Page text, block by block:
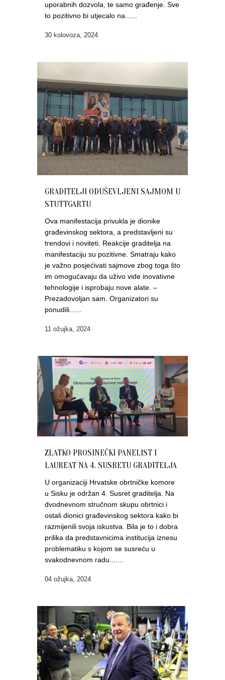
uporabnih dozvola, te samo građenje. Sve
to pozitivno bi utjecalo na......
30 kolovoza, 2024
GRADITELJI ODUŠEVLJENI SAJMOM U
STUTTGARTU
Ova manifestacija privukla je dionike
građevinskog sektora, a predstavljeni su
trendovi i noviteti. Reakcije graditelja na
manifestaciju su pozitivne. Smatraju kako
je važno posjećivati sajmove zbog toga što
im omogućavaju da uživo vide inovativne
tehnologije i isprobaju nove alate. –
Prezadovoljan sam. Organizatori su
ponudili......
11 ožujka, 2024
ZLATKO PROSINEČKI PANELIST I
LAUREAT NA 4. SUSRETU GRADITELJA
U organizaciji Hrvatske obrtničke komore
u Sisku je održan 4. Susret graditelja. Na
dvodnevnom stručnom skupu obrtnici i
ostali dionici građevinskog sektora kako bi
razmijenili svoja iskustva. Bila je to i dobra
prilika da predstavnicima institucija iznesu
problematiku s kojom se susreću u
svakodnevnom radu.......
04 ožujka, 2024